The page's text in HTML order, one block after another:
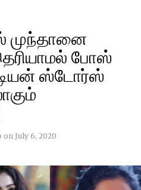
முந்தானை
போஸ்
ஸ்டோர்ஸ்
on July 6, 2020